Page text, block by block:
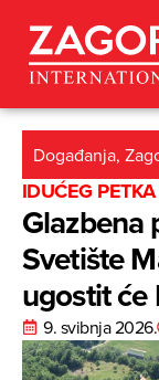
Događanja,
IDUĆEG PETKA
Glazbena
Svetište
ugostit će
9. svibnja 2026.